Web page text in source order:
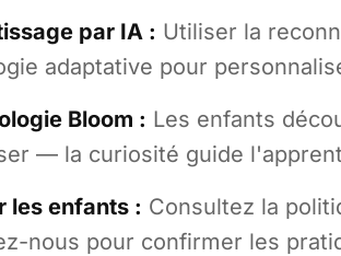
par IA : Utiliser la
adaptative pour
Bloom : Les enfants
— la curiosité guide
les enfants : Consultez la
nous pour confirmer les